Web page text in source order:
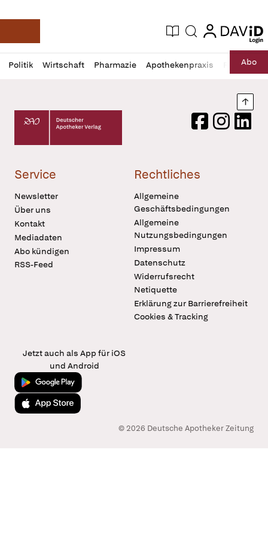
Deutsche Apotheker Zeitung
Aktuelle Ausgabe
Suche login
login
Politik Wirtschaft Pharmazie Apothekenpraxis RechtAbo
Profil
öffnen
Daz
Pur
Deutscher Apotheker Verlag Logo
FacebookInstagram
Service
Newsletter
Über uns
Kontakt
Mediadaten
Abo kündigen
RSS-Feed
Rechtliches
Allgemeine
Geschäftsbedingungen
Allgemeine
Nutzungsbedingungen
Impressum
Datenschutz
Widerrufsrecht
Netiquette
Erklärung zur Barrierefreiheit
Cookies & Tracking
Jetzt auch als App für iOS
und Android
Jetzt bei Google Play
Laden im App Store
© 2026 Deutsche Apotheker Zeitung